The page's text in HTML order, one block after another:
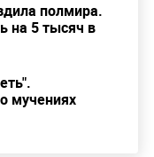
полмира.
на 5 тысяч в
мучениях